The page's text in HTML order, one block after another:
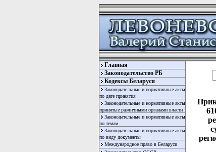
Главная
Законодательство РБ
Кодексы Беларуси
Законодательные и нормативные акты
по дате принятия
Законодательные и нормативные акты
принятые различными органами власти
Законодательные и нормативные акты
по темам
Законодательные и нормативные акты
по виду документы
Международное право в Беларуси